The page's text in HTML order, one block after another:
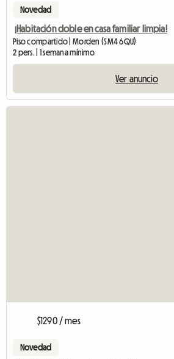
Novedad
¡Habitación doble en casa familiar limpia!
Piso compartido | Morden (SM4 6QU)
2 pers. | 1 semana mínimo
Ver anuncio
$1290 / mes
Novedad